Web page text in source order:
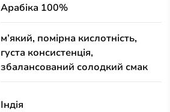
Арабіка 100%
м’який, помірна кислотність,
густа консистенція,
збалансований солодкий смак
Індія